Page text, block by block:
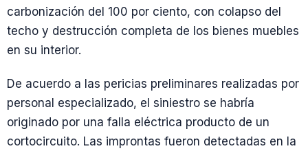
carbonización del 100 por ciento, con colapso del
techo y destrucción completa de los bienes muebles
en su interior.
De acuerdo a las pericias preliminares realizadas por
personal especializado, el siniestro se habría
originado por una falla eléctrica producto de un
cortocircuito. Las improntas fueron detectadas en la